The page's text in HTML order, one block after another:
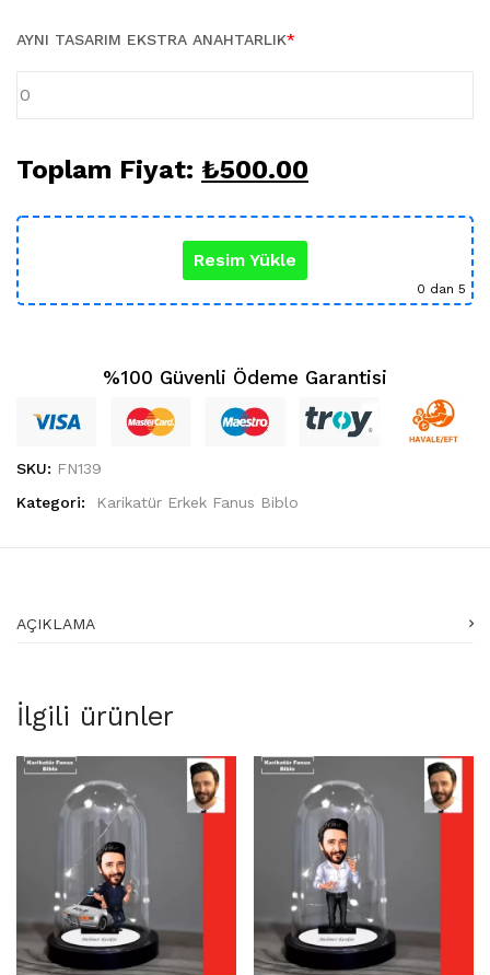
KUPA BARDAK (5)
Öğretmenler Günü (5)
AYNI TASARIM EKSTRA ANAHTARLIK*
Toplam Fiyat: ₺500.00
Resim Yükle
0 dan 5
%100 Güvenli Ödeme Garantisi
SKU: FN139
Kategori:
Karikatür Erkek Fanus Biblo
AÇIKLAMA
İlgili ürünler